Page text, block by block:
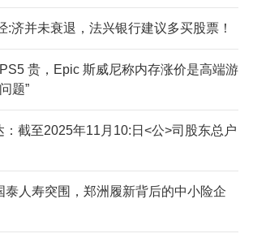
:济并未衰退，法兴银行建议多买股票！
贵，Epic 斯威尼称内存涨价是高端游
题”
：截至2025年11月10:日<公>司股东总户
泰人寿突围，郑洲履新背后的中小险企